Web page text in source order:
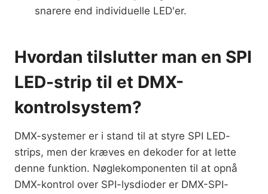
snarere end individuelle LED'er.
Hvordan tilslutter man en SPI
LED-strip til et DMX-
kontrolsystem?
DMX-systemer er i stand til at styre SPI LED-
strips, men der kræves en dekoder for at lette
denne funktion. Nøglekomponenten til at opnå
DMX-kontrol over SPI-lysdioder er DMX-SPI-